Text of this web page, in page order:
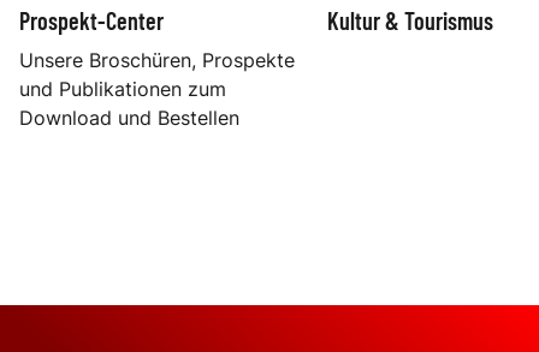
Prospekt-Center
Unsere Broschüren, Prospekte
und Publikationen zum
Download und Bestellen
Kultur & Tourismus